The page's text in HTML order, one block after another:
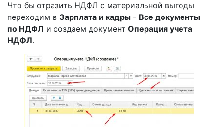
Что бы отразить НДФЛ с материальной выгоды
переходим в Зарплата и кадры - Все документы
по НДФЛ и создаем документ Операция учета
НДФЛ.